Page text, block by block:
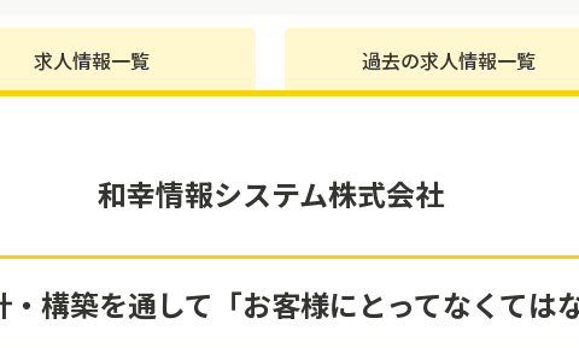
求人情報一覧 過去の求人情報一覧
和幸情報システム株式会社
構築を通して「お客様にとってなくては